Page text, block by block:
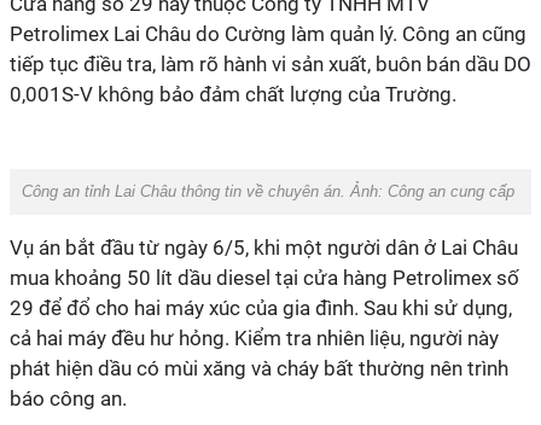
Petrolimex Lai Châu do Cường làm quản lý. Công an cũng
tiếp tục điều tra, làm rõ hành vi sản xuất, buôn bán dầu DO
0,001S-V không bảo đảm chất lượng của Trường.
Công an tỉnh Lai Châu thông tin về chuyên án. Ảnh: Công an cung cấp
Vụ án bắt đầu từ ngày 6/5, khi một người dân ở Lai Châu
mua khoảng 50 lít dầu diesel tại cửa hàng Petrolimex số
29 để đổ cho hai máy xúc của gia đình. Sau khi sử dụng,
cả hai máy đều hư hỏng. Kiểm tra nhiên liệu, người này
phát hiện dầu có mùi xăng và cháy bất thường nên trình
báo công an.